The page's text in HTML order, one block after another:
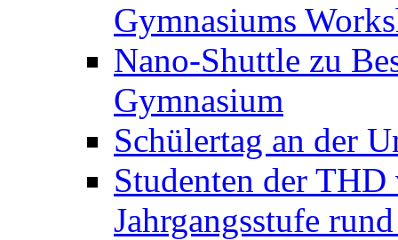
Gymnasiums
Nano-Shuttle zu
Gymnasium
Schülertag an der
Studenten der
Jahrgangsstufe